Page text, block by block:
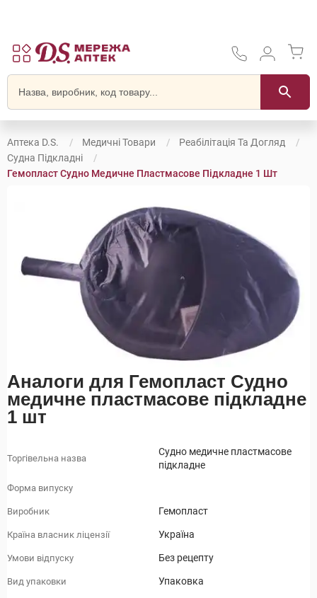
Аптека D.S. Медичні Товари
Реабілітація Та Догляд
Судна Підкладні
Гемопласт Судно Медичне Пластмасове Підкладне 1 Шт
Аналоги для Гемопласт Судно
медичне пластмасове підкладне
1 шт
Торгівельна назва
Судно медичне пластмасове
підкладне
Форма випуску
Виробник Гемопласт
Країна власник ліцензії Україна
Умови відпуску Без рецепту
Вид упаковки Упаковка